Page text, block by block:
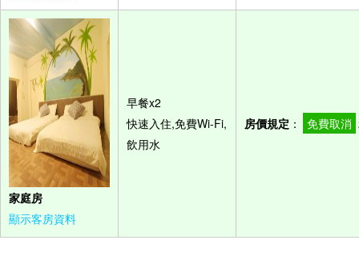
家庭房
顯示客房資料
早餐x2
快速入住,免費Wi-Fi,
飲用水
房價規定 ： 免費取消